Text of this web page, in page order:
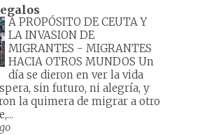
A PROPÓSITO DE CEUTA Y
LA INVASION DE
MIGRANTES - MIGRANTES
HACIA OTROS MUNDOS Un
día se dieron en ver la vida
sin futuro, ni alegría, y
la quimera de migrar a otro